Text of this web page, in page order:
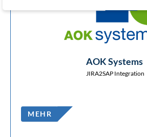
AOK Systems
JIRA2SAP Integration
MEHR